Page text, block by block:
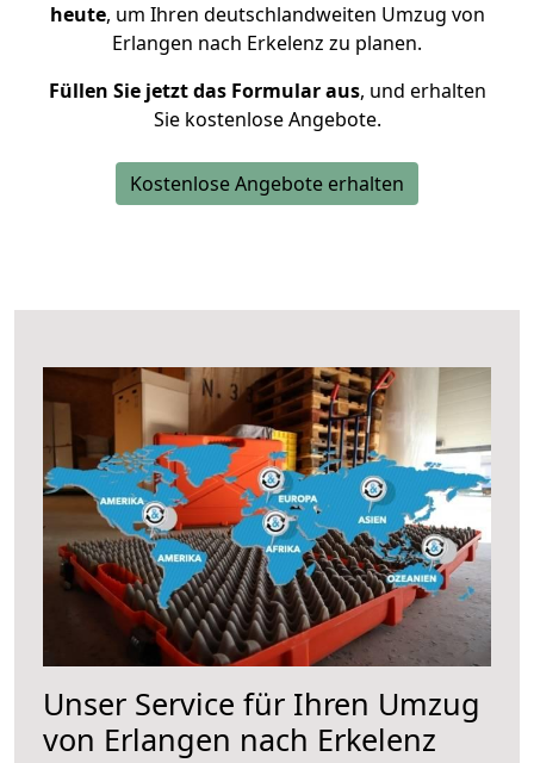
heute, um Ihren deutschlandweiten Umzug von
Erlangen nach Erkelenz zu planen.
Füllen Sie jetzt das Formular aus, und erhalten
Sie kostenlose Angebote.
Kostenlose Angebote erhalten
Unser Service für Ihren Umzug
von Erlangen nach Erkelenz